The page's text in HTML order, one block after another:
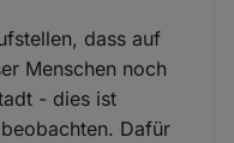
dass auf
Menschen noch
- dies ist
Dafür